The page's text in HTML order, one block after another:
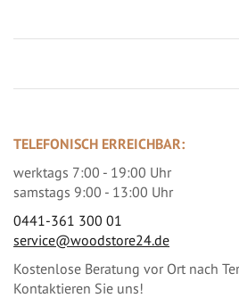
TELEFONISCH ERREICHBAR:
werktags 7:00 - 19:00 Uhr
samstags 9:00 - 13:00 Uhr
0441-361 300 01
service@woodstore24.de
Kostenlose Beratung vor Ort nach
Kontaktieren Sie uns!